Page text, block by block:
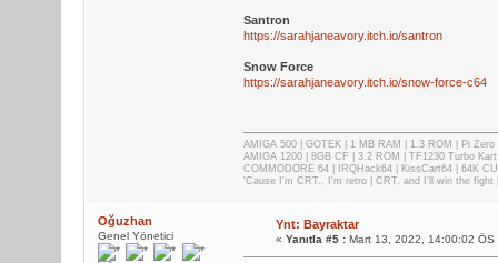
Santron
https://sarahjaneavory.itch.io/santron
Snow Force
https://sarahjaneavory.itch.io/snow-force-c64
AMIGA 500 | GOTEK | 1 MB RAM | 1.3 ROM | Pi Zero
AMIGA 1200 | 8GB CF | 3.2 ROM | TF1230 Turbo
COMMODORE 64 | IRQHack64 | KissCart64 | 64K
'Cause I'm CRT., I'm retro | CRT, and I'll win the
Oğuzhan
Genel Yönetici
Ynt: Bayraktar
« Yanıtla #5 :Mart 13, 2022, 14:00:02 ÖS